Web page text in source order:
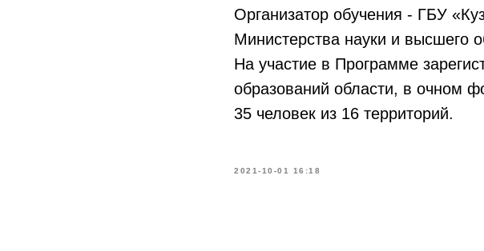
Организатор обучения - ГБУ
Министерства науки и высшего
На участие в Программе
образований области, в очном
35 человек из 16 территорий.
2021-10-01 16:18